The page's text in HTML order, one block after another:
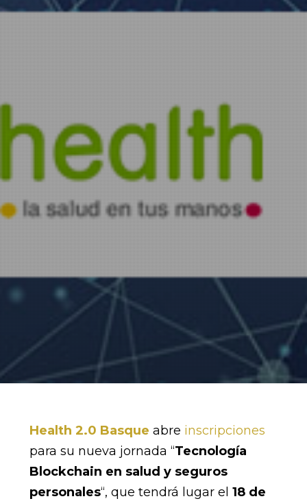
Health 2.0 Basque abre inscripciones
para su nueva jornada “Tecnología
Blockchain en salud y seguros
personales“, que tendrá lugar el 18 de